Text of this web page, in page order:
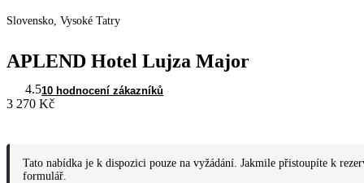
Slovensko, Vysoké Tatry
APLEND Hotel Lujza Major
4.510 hodnocení zákazníků
3 270 Kč
Tato nabídka je k dispozici pouze na vyžádání. Jakmile přistoupíte k
formulář.